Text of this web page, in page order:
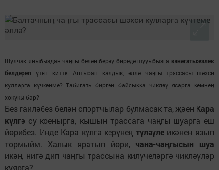
Шулчак яныбыздан чаңгы белән берәү биредә шууыбызга канәгатьсезлек
белдереп үтеп китте. Аптырап калдык, әллә чаңгы трассасы шәхси
кулларга күчкәнме? Табигать биргән байлыкка чикләү ясарга кемнең
хокукы бар?
Без гаиләбез белән спортчылар булмасак та, җәен Кара
күлгә су коенырга, кышын трассага чаңгы шуарга еш
йөрибез. Инде Кара күлгә керүнең түләүлеикәнен язып
тормыйм. Халык яратып йөри, чана-чаңгысын шуа
икән, нигә дип чаңгы трассына килүчеләргә чикләүләр
куярга?